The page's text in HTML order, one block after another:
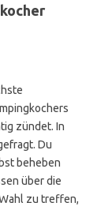
zündet. In
Du
beheben
über die
zu treffen,